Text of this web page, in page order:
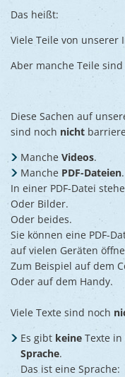
Das heißt:
Viele Teile von
Aber manche Teile sind
Diese Sachen auf
sind noch nicht
Manche Videos.
Manche PDF-Dateien.
In einer PDF-Datei
Oder Bilder.
Oder beides.
Sie können eine PDF-
auf vielen Geräten
Zum Beispiel auf dem
Oder auf dem Handy.
Viele Texte sind noch
Es gibt keineTexte in
Sprache.
Das ist eine Sprache: